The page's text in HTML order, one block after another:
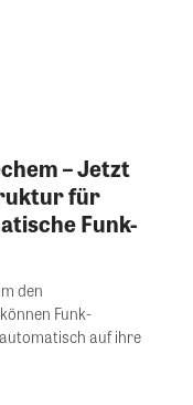
– Jetzt
für
Funk-
den
Funk-
auf ihre